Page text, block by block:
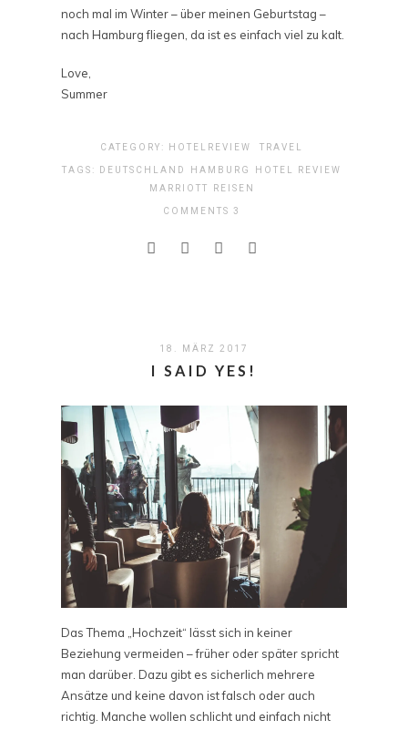
noch mal im Winter – über meinen Geburtstag –
nach Hamburg fliegen, da ist es einfach viel zu kalt.
Love,
Summer
CATEGORY: HOTELREVIEW TRAVEL
TAGS: DEUTSCHLAND HAMBURG
HOTEL REVIEW
MARRIOTT
REISEN
COMMENTS 3
18. MÄRZ 2017
I SAID YES!
Das Thema „Hochzeit“ lässt sich in keiner
Beziehung vermeiden – früher oder später spricht
man darüber. Dazu gibt es sicherlich mehrere
Ansätze und keine davon ist falsch oder auch
richtig. Manche wollen schlicht und einfach nicht